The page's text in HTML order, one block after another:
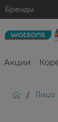
Бренды
Акции
/ Лицо